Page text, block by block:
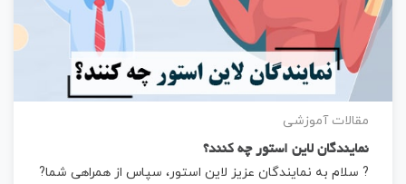
مقالات آموزشی
نمایندگان لاین استور چه کنند؟
? سلام به نمایندگان عزیز لاین استور، سپاس از همراهی شما?